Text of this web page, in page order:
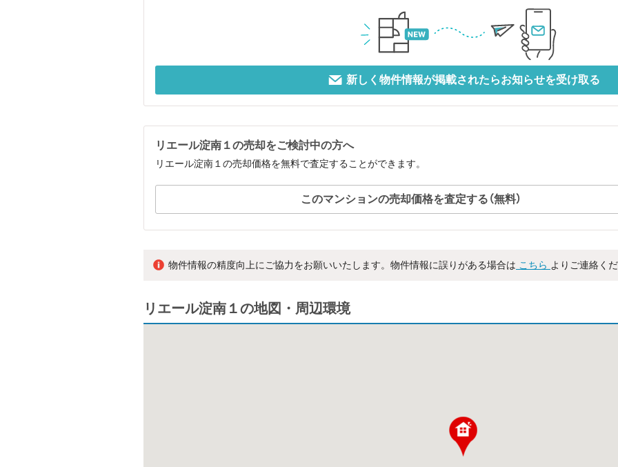
新しく物件情報が掲載されたらお知らせを受け取る
リエール淀南１の売却をご検討中の方へ
リエール淀南１の売却価格を無料で査定することができます。
このマンションの売却価格を査定する（無料）
物件情報の精度向上にご協力をお願いいたします。物件情報に誤りがある場合は こちら よりご連絡く
リエール淀南１の地図・周辺環境